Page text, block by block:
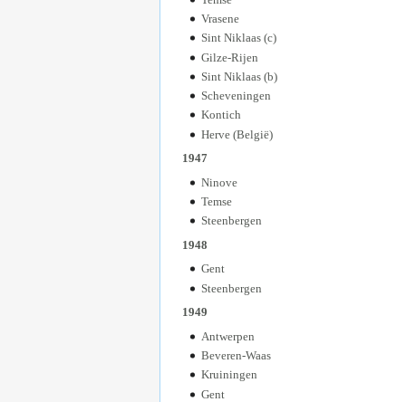
Vrasene
Sint Niklaas (c)
Gilze-Rijen
Sint Niklaas (b)
Scheveningen
Kontich
Herve (België)
1947
Ninove
Temse
Steenbergen
1948
Gent
Steenbergen
1949
Antwerpen
Beveren-Waas
Kruiningen
Gent